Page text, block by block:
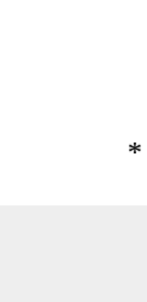
*